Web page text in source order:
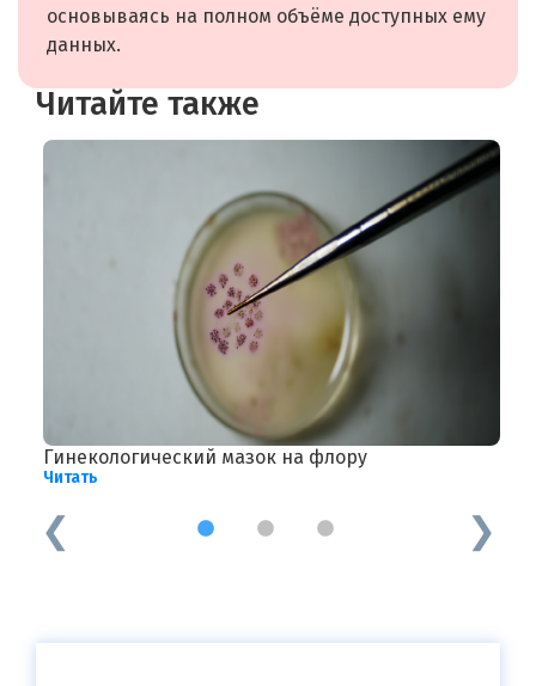
основываясь на полном объёме доступных ему
данных.
Читайте также
Гинекологический мазок на флору
Читать
1 2 3